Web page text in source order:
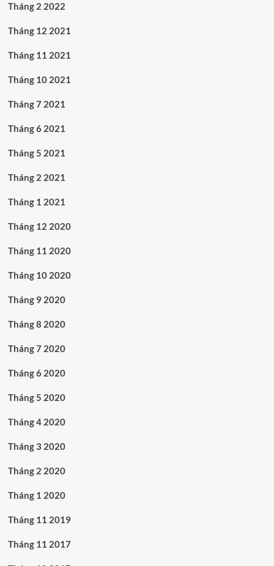
Tháng 2 2022
Tháng 12 2021
Tháng 11 2021
Tháng 10 2021
Tháng 7 2021
Tháng 6 2021
Tháng 5 2021
Tháng 2 2021
Tháng 1 2021
Tháng 12 2020
Tháng 11 2020
Tháng 10 2020
Tháng 9 2020
Tháng 8 2020
Tháng 7 2020
Tháng 6 2020
Tháng 5 2020
Tháng 4 2020
Tháng 3 2020
Tháng 2 2020
Tháng 1 2020
Tháng 11 2019
Tháng 11 2017